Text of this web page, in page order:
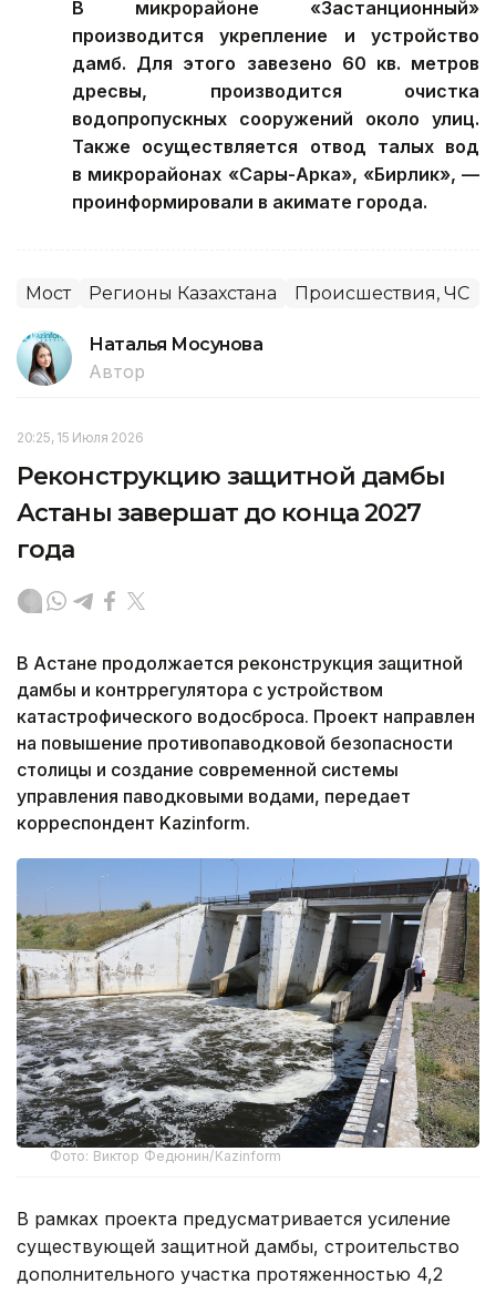
В микрорайоне «Застанционный»
производится укрепление и устройство
дамб. Для этого завезено 60 кв. метров
дресвы, производится очистка
водопропускных сооружений около улиц.
Также осуществляется отвод талых вод
в микрорайонах «Сары-Арка», «Бирлик», —
проинформировали в акимате города.
Мост Регионы Казахстана Происшествия, ЧС
Наталья Мосунова
Автор
20:25, 15 Июля 2026
Реконструкцию защитной дамбы
Астаны завершат до конца 2027
года
В Астане продолжается реконструкция защитной
дамбы и контррегулятора с устройством
катастрофического водосброса. Проект направлен
на повышение противопаводковой безопасности
столицы и создание современной системы
управления паводковыми водами, передает
корреспондент Kazinform.
Фото: Виктор Федюнин/Kazinform
В рамках проекта предусматривается усиление
существующей защитной дамбы, строительство
дополнительного участка протяженностью 4,2